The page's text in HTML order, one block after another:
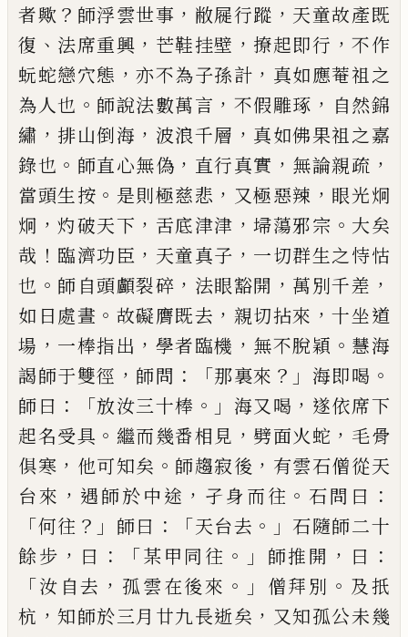
者歟 ？ 師浮雲世事 ， 敝屣行蹤 ， 天童故產既
復 、 法席重興 ， 芒鞋挂壁 ， 撩起即行 ，不作
蚖蛇戀穴態 ，亦不為子孫計 ， 真如應菴祖之
為人也 。 師說法數萬言 ， 不假雕琢 ， 自然錦
繡 ， 排山倒海 ， 波浪千層 ， 真如佛果祖之嘉
錄也 。 師直心無偽 ， 直行真實 ， 無論親疏 ，
當頭生按 。 是則極慈悲 ， 又極惡辣 ， 眼光炯
炯 ，灼破天下 ， 舌底津津 ，埽蕩邪宗 。 大矣
哉 ！ 臨濟功臣 ， 天童真子 ， 一切群生之恃怙
也 。 師自頭顱裂碎 ， 法眼豁開 ， 萬別千差 ，
如日處晝 。 故礙膺既去 ， 親切拈來 ，十坐道
場 ， 一棒指出 ， 學者臨機 ， 無不脫穎 。 慧海
謁師于雙徑 ， 師問 ： 「那裏來 ？」 海即喝 。
師曰 ：「放汝三十棒 。」 海又喝 ， 遂依席下
起名受具 。 繼而幾番相見 ， 劈面火蛇 ， 毛骨
俱寒 ， 他可知矣 。 師趨寂後 ， 有雲石僧從天
台來 ， 遇師於中途 ， 孑身而往 。 石問曰 ：
「何往 ？」 師曰 ：「天台去 。」 石隨師二十
餘步 ， 曰 ：「某甲同往 。」 師推開 ， 曰 ：
「汝自去 ， 孤雲在後來 。」 僧拜別 。 及扺
杭 ，知師於三月廿九長逝矣 ， 又知孤公未幾